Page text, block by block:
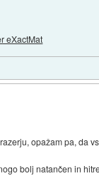
eXactMat
opažam pa, da
bolj natančen in